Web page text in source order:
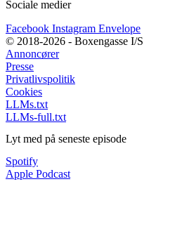
Sociale medier
Facebook Instagram Envelope
© 2018-2026 - Boxengasse I/S
Annoncører
Presse
Privatlivspolitik
Cookies
LLMs.txt
LLMs-full.txt
Lyt med på seneste episode
Spotify
Apple Podcast